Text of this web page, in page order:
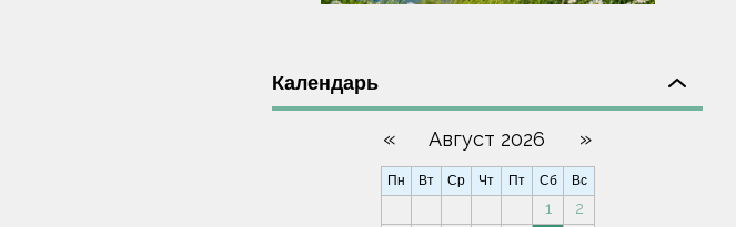
Календарь
« Август 2026 »
Пн Вт Ср Чт Пт Сб Вс
1
2